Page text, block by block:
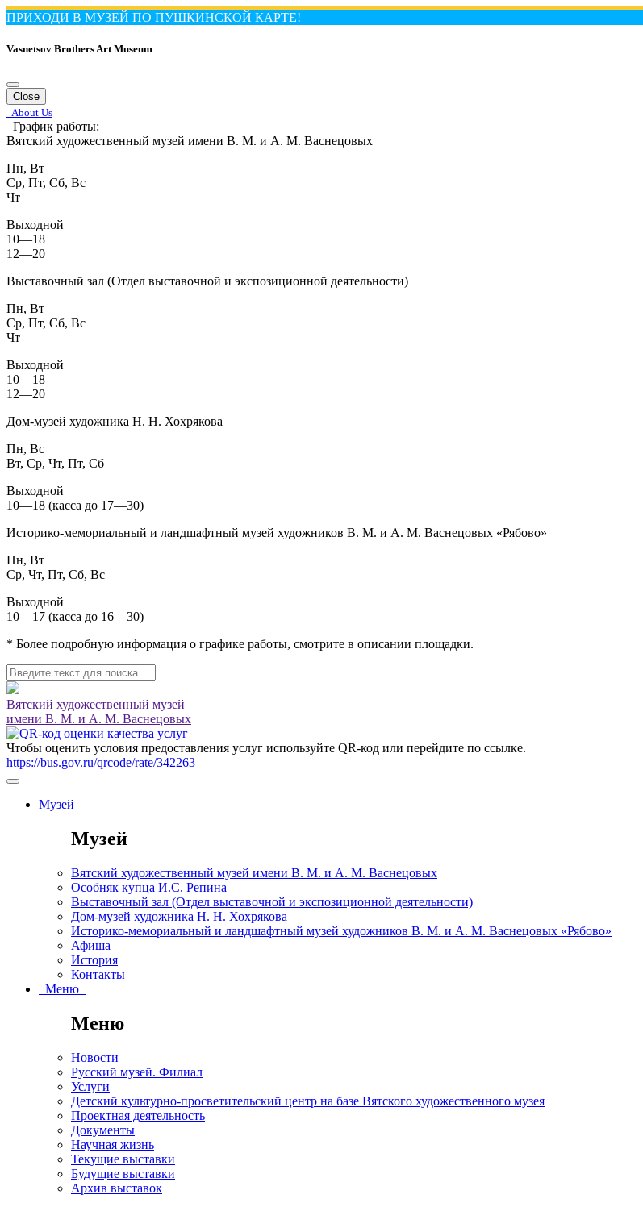
ПРИХОДИ В МУЗЕЙ ПО ПУШКИНСКОЙ КАРТЕ!
Vasnetsov Brothers Art Museum
Close
About Us
График работы:
Вятский художественный музей имени В. М. и А. М. Васнецовых
Пн, Вт
Ср, Пт, Сб, Вс
Чт
Выходной
10—18
12—20
Выставочный зал (Отдел выставочной и экспозиционной деятельности)
Пн, Вт
Ср, Пт, Сб, Вс
Чт
Выходной
10—18
12—20
Дом-музей художника Н. Н. Хохрякова
Пн, Вс
Вт, Ср, Чт, Пт, Сб
Выходной
10—18 (касса до 17—30)
Историко-мемориальный и ландшафтный музей художников В. М. и А. М. Васнецовых «Рябово»
Пн, Вт
Ср, Чт, Пт, Сб, Вс
Выходной
10—17 (касса до 16—30)
* Более подробную информация о графике работы, смотрите в описании площадки.
Вятский художественный музей
имени В. М. и А. М. Васнецовых
Чтобы оценить условия предоставления услуг используйте QR-код или перейдите по ссылке.
https://bus.gov.ru/qrcode/rate/342263
Музей
Музей
Вятский художественный музей имени В. М. и А. М. Васнецовых
Особняк купца И.С. Репина
Выставочный зал (Отдел выставочной и экспозиционной деятельности)
Дом-музей художника Н. Н. Хохрякова
Историко-мемориальный и ландшафтный музей художников В. М. и А. М. Васнецовых «Рябово»
Афиша
История
Контакты
Меню
Меню
Новости
Русский музей. Филиал
Услуги
Детский культурно-просветительский центр на базе Вятского художественного музея
Проектная деятельность
Документы
Научная жизнь
Текущие выставки
Будущие выставки
Архив выставок